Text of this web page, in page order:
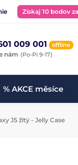
Získaj 10 bodov
009 001 offline
nám (Po-Pi 9-17)
% AKCE měsíce
J5 žltý - Jelly Case